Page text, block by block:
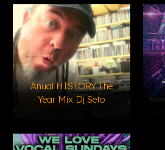
Anual HISTORY The
Year Mix Dj Seto